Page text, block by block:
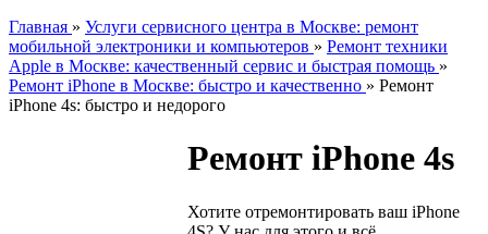
Главная » Услуги сервисного центра в Москве: ремонт
мобильной электроники и компьютеров » Ремонт техники
Apple в Москве: качественный сервис и быстрая помощь »
Ремонт iPhone в Москве: быстро и качественно » Ремонт
iPhone 4s: быстро и недорого
Ремонт iPhone 4s
Хотите отремонтировать ваш iPhone